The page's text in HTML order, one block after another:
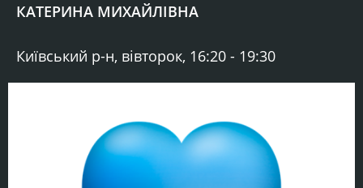
КАТЕРИНА МИХАЙЛІВНА
Київський р-н, вівторок, 16:20 - 19:30